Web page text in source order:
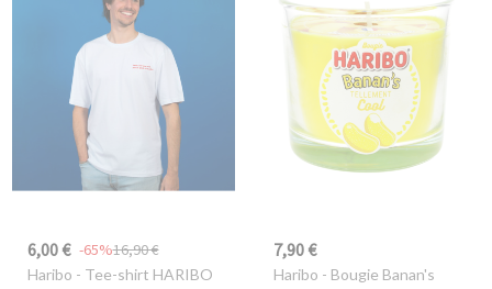
6,00 € 16,90 €
-65%
Haribo - Tee-shirt HARIBO
7,90 €
Haribo - Bougie Banan's